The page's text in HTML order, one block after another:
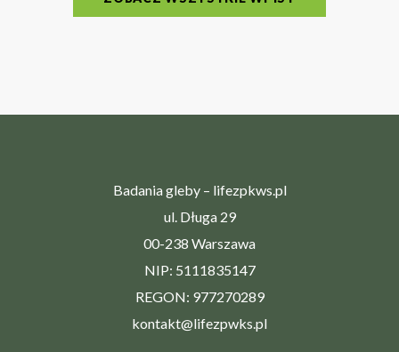
Badania gleby – lifezpkws.pl
ul. Długa 29
00-238 Warszawa
NIP: 5111835147
REGON: 977270289
kontakt@lifezpwks.pl